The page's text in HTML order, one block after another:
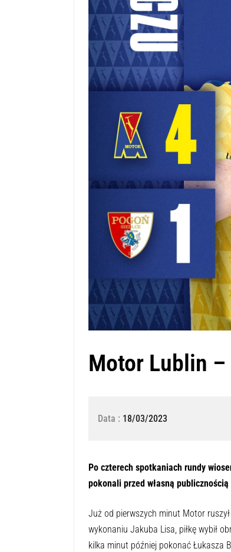
Motor Lublin –
Data : 18/03/2023
Po czterech spotkaniach rundy
pokonali przed własną
Już od pierwszych minut Motor
wykonaniu Jakuba Lisa, piłkę wybił
kilka minut później pokonać Łukasza